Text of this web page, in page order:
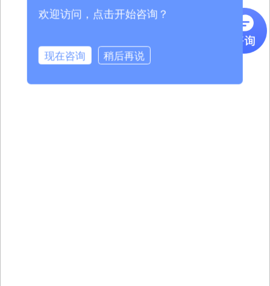
欢迎访问，点击开始咨询？
现在咨询 稍后再说